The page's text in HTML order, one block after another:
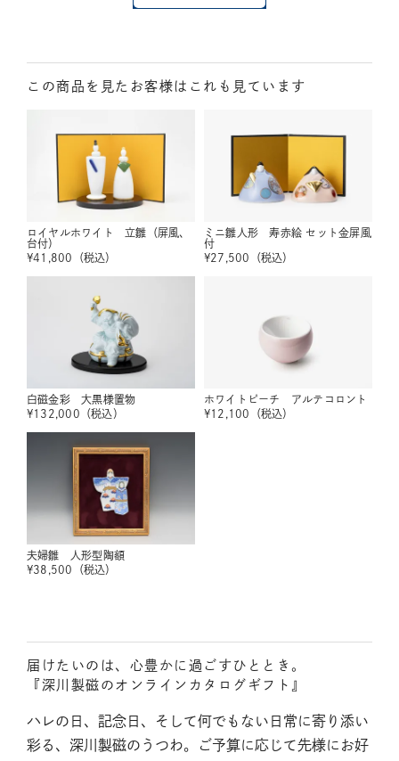
この商品を見たお客様はこれも見ています
ロイヤルホワイト 立雛（屏風、
台付）
¥41,800 （税込）
ミニ雛人形 寿赤絵 セット金屏風
付
¥27,500 （税込）
白磁金彩 大黒様置物
¥132,000 （税込）
ホワイトピーチ アルテコロント
¥12,100 （税込）
夫婦雛 人形型陶額
¥38,500 （税込）
届けたいのは、心豊かに過ごすひととき。
『深川製磁のオンラインカタログギフト』
ハレの日、記念日、そして何でもない日常に寄り添い
彩る、深川製磁のうつわ。ご予算に応じて先様にお好